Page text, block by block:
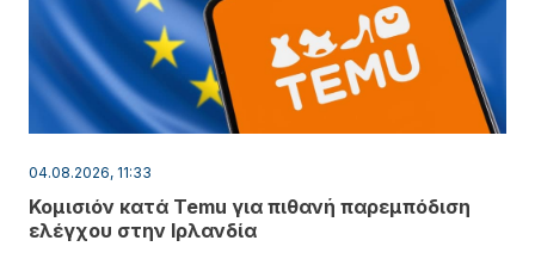
04.08.2026, 11:33
Κομισιόν κατά Temu για πιθανή παρεμπόδιση
ελέγχου στην Ιρλανδία